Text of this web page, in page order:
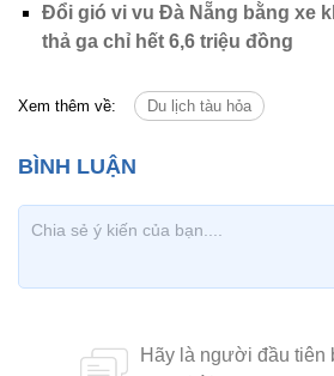
Đổi gió vi vu Đà Nẵng bằng xe
thả ga chỉ hết 6,6 triệu đồng
Xem thêm về: Du lịch tàu hỏa